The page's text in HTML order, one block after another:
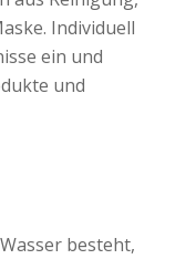
Individuell
ein und
und
besteht,